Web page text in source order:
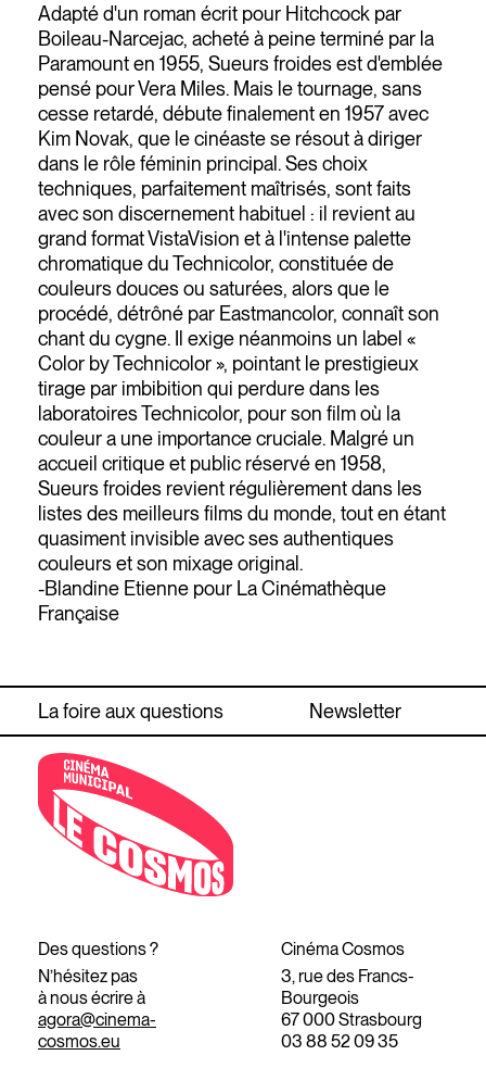
Adapté d'un roman écrit pour Hitchcock par
Boileau-Narcejac, acheté à peine terminé par la
Paramount en 1955, Sueurs froides est d'emblée
pensé pour Vera Miles. Mais le tournage, sans
cesse retardé, débute finalement en 1957 avec
Kim Novak, que le cinéaste se résout à diriger
dans le rôle féminin principal. Ses choix
techniques, parfaitement maîtrisés, sont faits
avec son discernement habituel : il revient au
grand format VistaVision et à l'intense palette
chromatique du Technicolor, constituée de
couleurs douces ou saturées, alors que le
procédé, détrôné par Eastmancolor, connaît son
chant du cygne. Il exige néanmoins un label «
Color by Technicolor », pointant le prestigieux
tirage par imbibition qui perdure dans les
laboratoires Technicolor, pour son film où la
couleur a une importance cruciale. Malgré un
accueil critique et public réservé en 1958,
Sueurs froides revient régulièrement dans les
listes des meilleurs films du monde, tout en étant
quasiment invisible avec ses authentiques
couleurs et son mixage original.
-Blandine Etienne pour La Cinémathèque
Française
La foire aux questions Newsletter
Des questions ?
N’hésitez pas
à nous écrire à
agora@cinema-
cosmos.eu
Cinéma Cosmos
3, rue des Francs-
Bourgeois
67 000 Strasbourg
03 88 52 09 35